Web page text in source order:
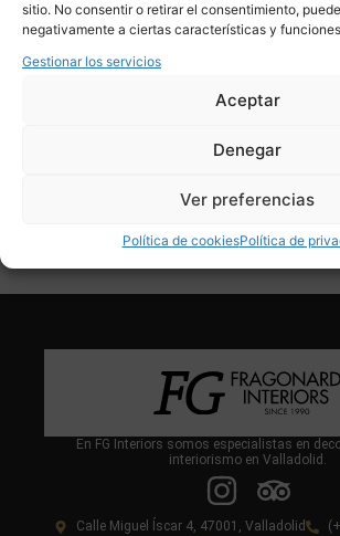
sitio. No consentir o retirar el consentimiento,
negativamente a ciertas características y
Gestionar los servicios
Aceptar
Denegar
Ver preferencias
Política de cookiesPolítica de
Collar, cuarzo y bronce
envejecido, Césarée, 90’s
– Francia
En FG Interiors somos especialistas en
interiorismo en Valladolid.
Calle Miguel Íscar 4, 47001, Valladolid